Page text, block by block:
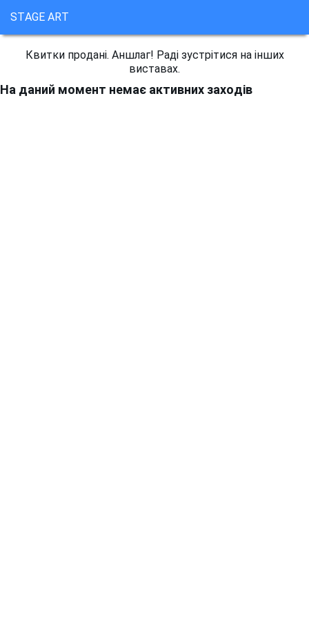
STAGE ART
Квитки продані. Аншлаг! Раді зустрітися на інших
виставах.
На даний момент немає активних заходів